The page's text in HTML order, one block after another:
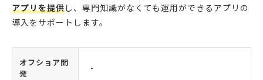
アプリを提供し、専門知識がなくても運用ができるアプリの
導入をサポートします。
オフショア開
発
-